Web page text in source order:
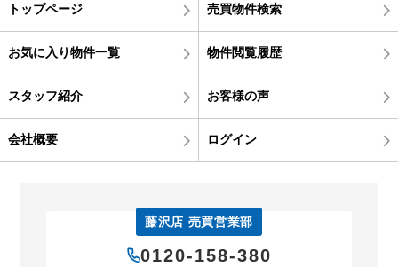
トップページ 売買物件検索
お気に入り物件一覧 物件閲覧履歴
スタッフ紹介 お客様の声
会社概要 ログイン
藤沢店 売買営業部
0120-158-380